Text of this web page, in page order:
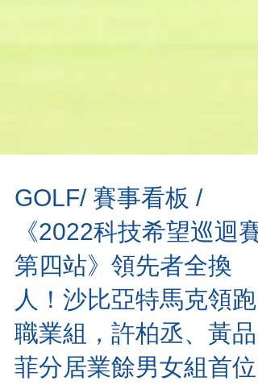
GOLF/ 賽事看板 /
《2022科技希望巡迴賽
第四站》領先者全換
人！沙比亞特馬克領跑
職業組，許柏丞、黃品